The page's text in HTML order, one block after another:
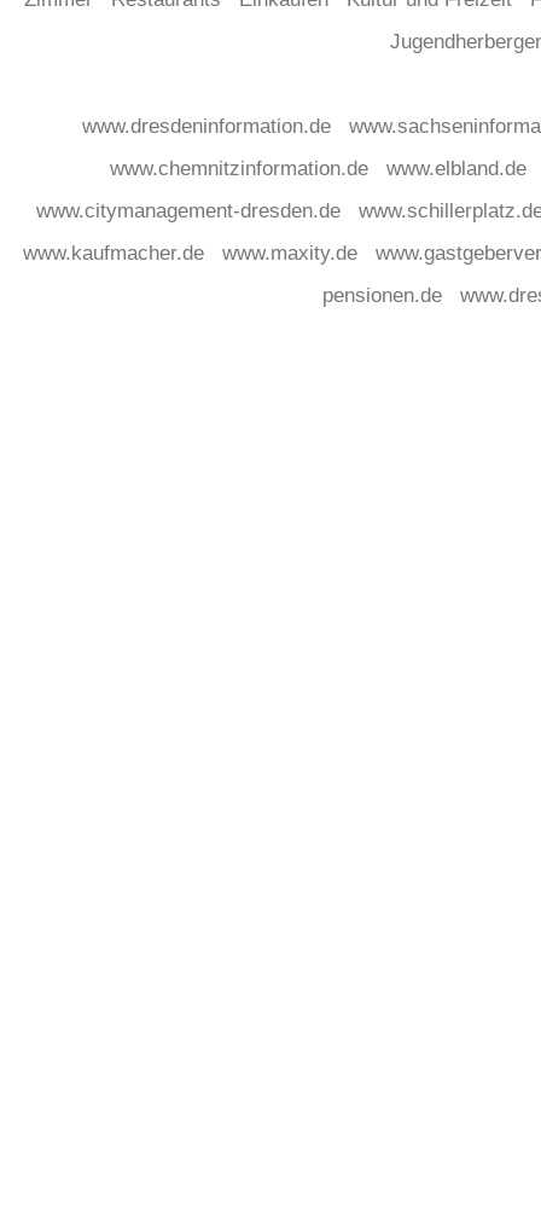
www.dresdeninformation.de
www.chemnitzinformation.de
www.elbland.de
www.citymanagement-dresden.de
www.kaufmacher.de
www.maxity.de
pensionen.de